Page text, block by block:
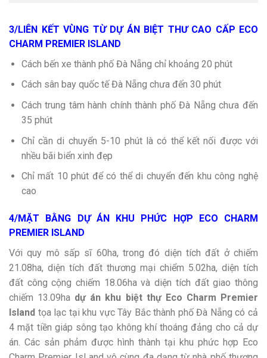
3/LIÊN KẾT VÙNG TỪ DỰ ÁN BIỆT THƯ CAO CẤP ECO
CHARM PREMIER ISLAND
Cách bến xe thành phố Đà Nẵng chỉ khoảng 20 phút
Cách sân bay quốc tế Đà Nẵng chưa đến 30 phút
Cách trung tâm hành chính thành phố Đà Nẵng chưa đến
35 phút
Chỉ cần di chuyển 5-10 phút là có thể kết nối được với
nhều bãi biển xinh đẹp
Chỉ mất 10 phút để có thể di chuyển đến khu công nghệ
cao
4/MẶT BẰNG DỰ ÁN KHU PHỨC HỢP ECO CHARM
PREMIER ISLAND
Với quy mô sấp sĩ 60ha, trong đó diện tích đất ở chiếm
21.08ha, diện tích đất thương mại chiểm 5.02ha, diện tích
đất công cộng chiếm 18.06ha và diện tích đất giao thông
chiếm 13.09ha dự án khu biệt thự Eco Charm Premier
Island tọa lạc tại khu vực Tây Bắc thành phố Đà Nẵng có cả
4 mặt tiền giáp sông tạo không khí thoáng đảng cho cả dự
án. Các sản phảm được hình thành tại khu phức hợp Eco